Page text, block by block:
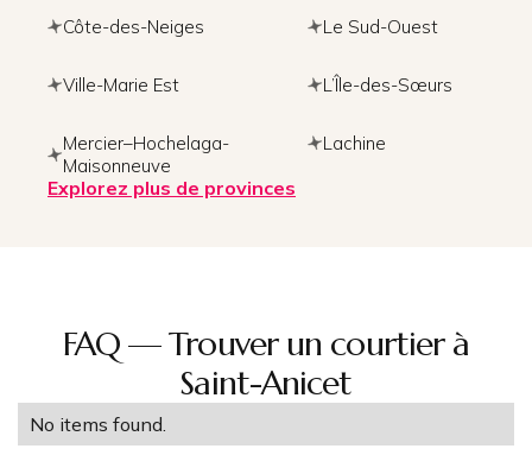
Côte-des-Neiges Le Sud-Ouest
Ville-Marie Est L’Île-des-Sœurs
Mercier–Hochelaga-
Maisonneuve
Lachine
Explorez plus de provinces
FAQ — Trouver un courtier à
Saint-Anicet
No items found.